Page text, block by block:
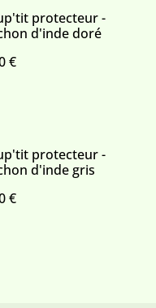
protecteur -
d'inde doré
€
protecteur -
d'inde gris
€